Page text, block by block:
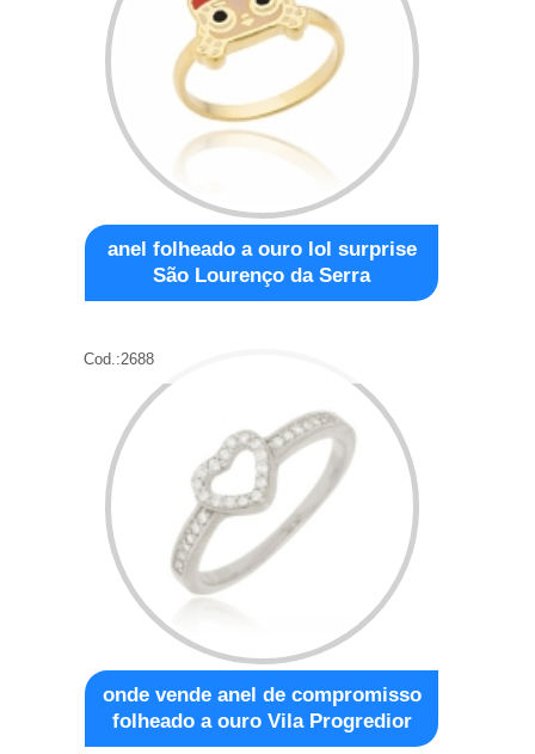
anel folheado a ouro lol surprise
São Lourenço da Serra
Cod.:2688
onde vende anel de compromisso
folheado a ouro Vila Progredior